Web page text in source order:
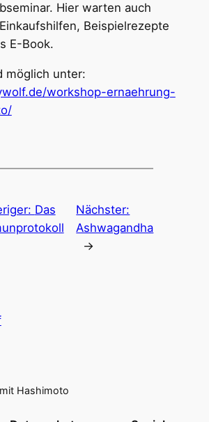
Hier warten auch
Beispielrezepte
E-Book.
möglich unter:
workshop-ernaehrung-
Das
Nächster:
Ashwagandha
→
Hashimoto